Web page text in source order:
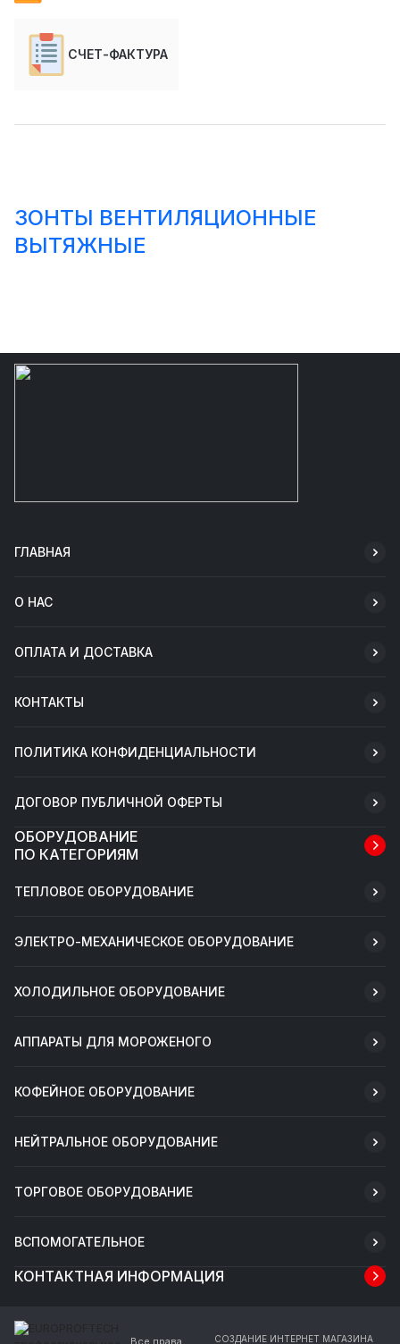
СЧЕТ-ФАКТУРА
ЗОНТЫ ВЕНТИЛЯЦИОННЫЕ
ВЫТЯЖНЫЕ
ГЛАВНАЯ
О НАС
ОПЛАТА И ДОСТАВКА
КОНТАКТЫ
ПОЛИТИКА КОНФИДЕНЦИАЛЬНОСТИ
ДОГОВОР ПУБЛИЧНОЙ ОФЕРТЫ
ОБОРУДОВАНИЕ
ПО КАТЕГОРИЯМ
ТЕПЛОВОЕ ОБОРУДОВАНИЕ
ЭЛЕКТРО-МЕХАНИЧЕСКОЕ ОБОРУДОВАНИЕ
ХОЛОДИЛЬНОЕ ОБОРУДОВАНИЕ
АППАРАТЫ ДЛЯ МОРОЖЕНОГО
КОФЕЙНОЕ ОБОРУДОВАНИЕ
НЕЙТРАЛЬНОЕ ОБОРУДОВАНИЕ
ТОРГОВОЕ ОБОРУДОВАНИЕ
ВСПОМОГАТЕЛЬНОЕ
КОНТАКТНАЯ ИНФОРМАЦИЯ
Все права СОЗДАНИЕ ИНТЕРНЕТ МАГАЗИНА